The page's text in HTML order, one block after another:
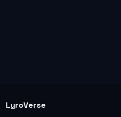
LyroVerse